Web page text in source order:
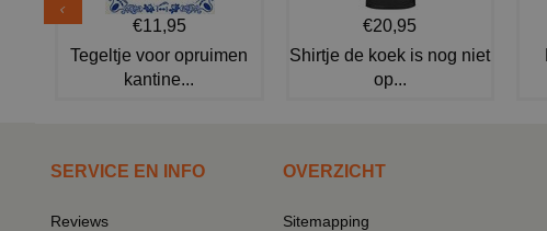
€11,95
Tegeltje voor opruimen
kantine...
€20,95
Shirtje de koek is nog niet
op...
SERVICE EN INFO
Reviews
OVERZICHT
Sitemapping